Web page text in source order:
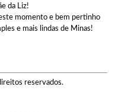
da Liz!
momento e bem pertinho
e mais lindas de Minas!
reservados.